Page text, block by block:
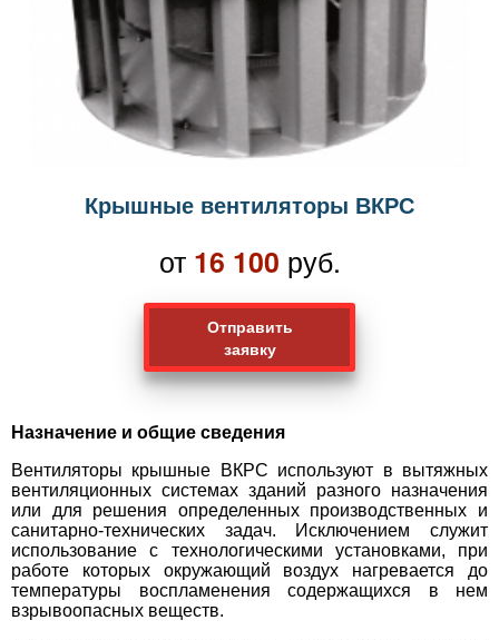
Крышные вентиляторы ВКРС
от 16 100 руб.
Отправить
заявку
Назначение и общие сведения
Вентиляторы крышные ВКРС используют в вытяжных
вентиляционных системах зданий разного назначения
или для решения определенных производственных и
санитарно-технических задач. Исключением служит
использование с технологическими установками, при
работе которых окружающий воздух нагревается до
температуры воспламенения содержащихся в нем
взрывоопасных веществ.